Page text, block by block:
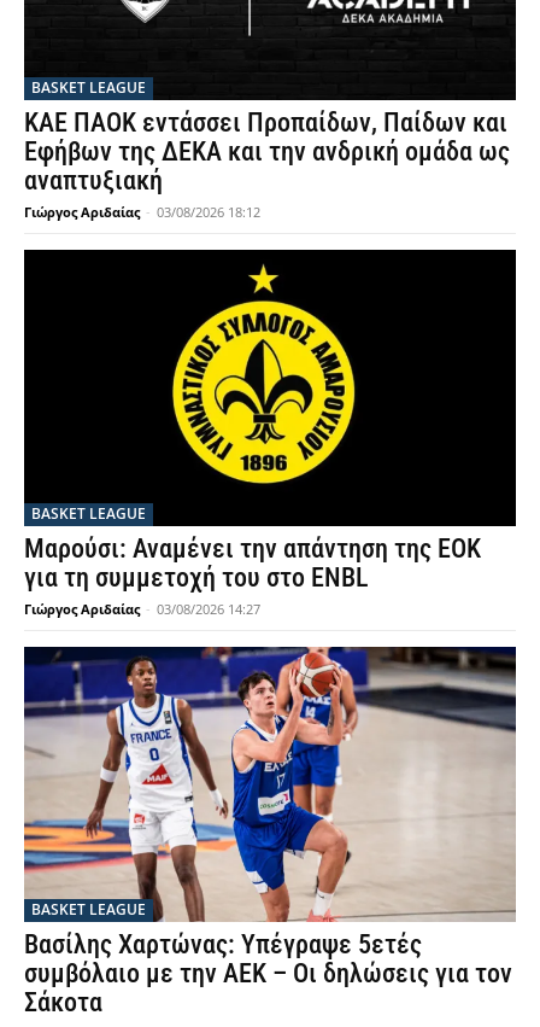
BASKET LEAGUE
ΚΑΕ ΠΑΟΚ εντάσσει Προπαίδων, Παίδων και
Εφήβων της ΔΕΚΑ και την ανδρική ομάδα ως
αναπτυξιακή
Γιώργος Αριδαίας - 03/08/2026 18:12
BASKET LEAGUE
Μαρούσι: Αναμένει την απάντηση της ΕΟΚ
για τη συμμετοχή του στο ENBL
Γιώργος Αριδαίας - 03/08/2026 14:27
BASKET LEAGUE
Βασίλης Χαρτώνας: Υπέγραψε 5ετές
συμβόλαιο με την ΑΕΚ – Οι δηλώσεις για τον
Σάκοτα